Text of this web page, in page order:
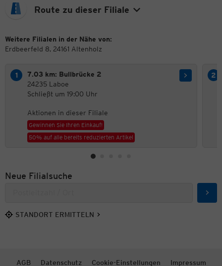
Route zu dieser Filiale
Weitere Filialen in der Nähe von:
Erdbeerfeld 8, 24161 Altenholz
7.03 km: Bullbrücke 2
24235 Laboe
Schließt um 19:00 Uhr
Aktionen in dieser Filiale
Gewinnen Sie Ihren Einkauf!
50% auf alle bereits reduzierten Artikel
Neue Filialsuche
STANDORT ERMITTELN
AGB Datenschutz Cookie-Einstellungen Impressum